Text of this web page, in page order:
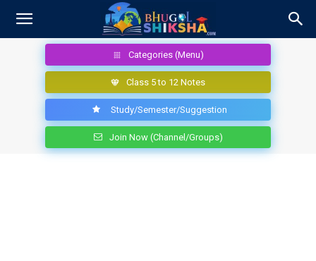
Categories (Menu)
Class 5 to 12 Notes
Study/Semester/Suggestion
Join Now (Channel/Groups)